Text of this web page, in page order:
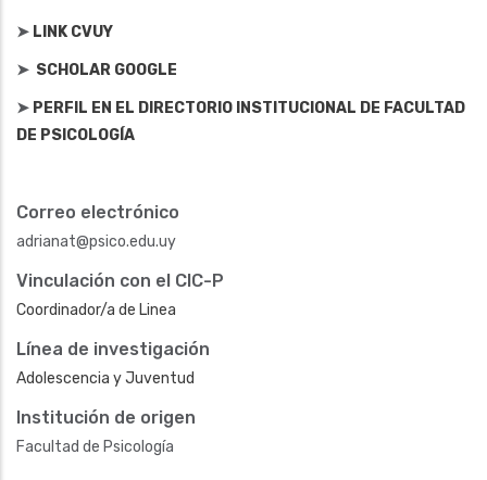
➤ LINK CVUY
➤ SCHOLAR GOOGLE
➤ PERFIL EN EL DIRECTORIO INSTITUCIONAL DE FACULTAD
DE PSICOLOGÍA
Correo electrónico
adrianat@psico.edu.uy
Vinculación con el CIC-P
Coordinador/a de Linea
Línea de investigación
Adolescencia y Juventud
Institución de origen
Facultad de Psicología